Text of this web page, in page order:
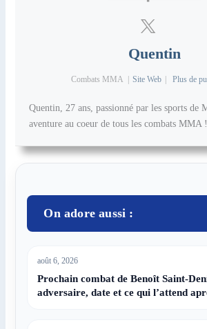
Quentin
Combats MMA Site Web Plus de
Quentin, 27 ans, passionné par les sports de
aventure au coeur de tous les combats MMA !
On adore aussi :
août 6, 2026
Prochain combat de Benoît Saint-
adversaire, date et ce qui l’attend